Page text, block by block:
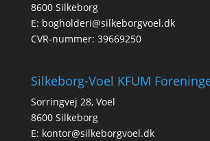
8600 Silkeborg
E: bogholderi@silkeborgvoel.dk
CVR-nummer: 39669250
Silkeborg-Voel KFUM
Sorringvej 28, Voel
8600 Silkeborg
E: kontor@silkeborgvoel.dk